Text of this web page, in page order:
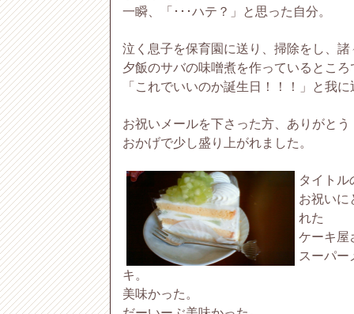
一瞬、「･･･ハテ？」と思った自分。
泣く息子を保育園に送り、掃除をし、
夕飯のサバの味噌煮を作っているところ
「これでいいのか誕生日！！！」と我
お祝いメールを下さった方、ありがとう
おかげで少し盛り上がれました。
タイトル
お祝いに
れた
ケーキ屋
スーパー
キ。
美味かった。